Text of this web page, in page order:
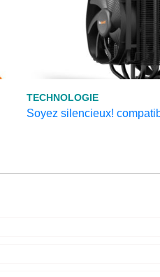
TECHNOLOGIE
Soyez silencieux!